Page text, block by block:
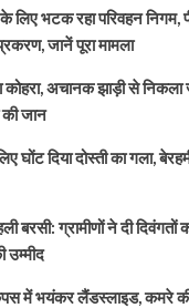
लिए भटक रहा परिवहन निगम,
जानें पूरा मामला
अचानक झाड़ी से निकला
जान
घोंट दिया दोस्ती का गला,
बरसी: ग्रामीणों ने दी दिवंगतों
में भयंकर लैंडस्लाइड, कमरे की